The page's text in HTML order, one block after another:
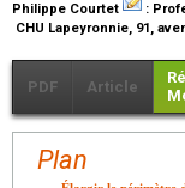
Philippe Courtet
:
CHU Lapeyronnie, 91,
PDF Article
Plan